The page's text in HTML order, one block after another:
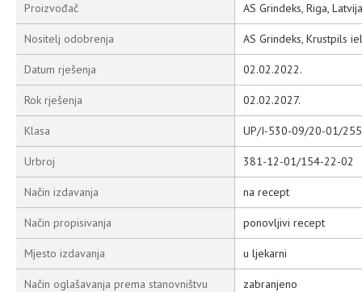
Proizvođač AS Grindeks, Riga, Latvija
Nositelj odobrenja AS Grindeks, Krustpils
Datum rješenja 02.02.2022.
Rok rješenja 02.02.2027.
Klasa UP/I-530-09/20-01/255
Urbroj 381-12-01/154-22-02
Način izdavanja na recept
Način propisivanja ponovljivi recept
Mjesto izdavanja u ljekarni
Način oglašavanja prema stanovništvu zabranjeno